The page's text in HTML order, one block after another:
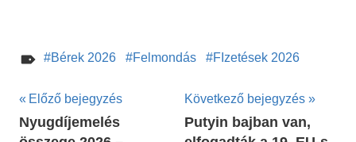
Bérek 2026 Felmondás FIzetések 2026
Bejegyzés
navigáció
Előző bejegyzés
Nyugdíjemelés
Következő bejegyzés
Putyin bajban van,